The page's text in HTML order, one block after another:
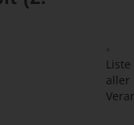
Liste
aller